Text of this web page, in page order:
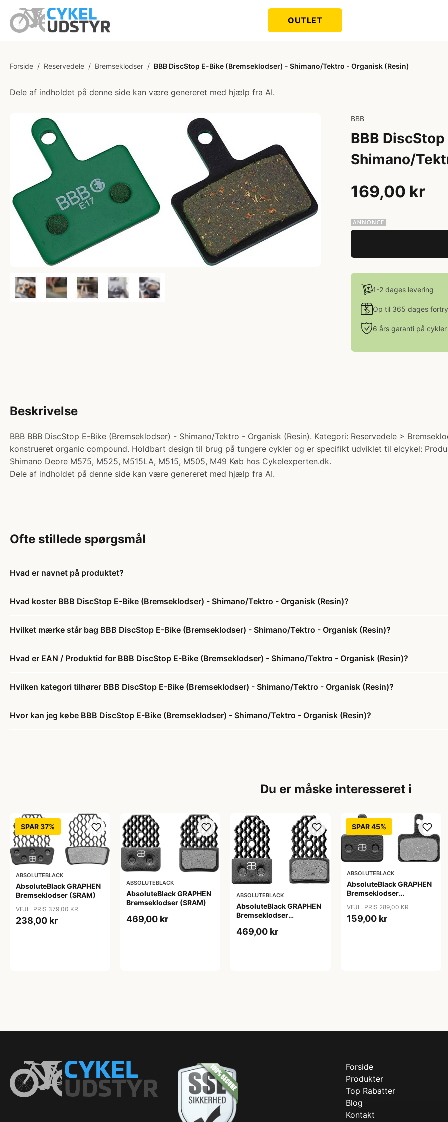
OUTLET
Forside / Reservedele / Bremseklodser / BBB DiscStop E-Bike (Bremseklodser) - Shimano/Tektro - Organisk (Resin)
Dele af indholdet på denne side kan være genereret med hjælp fra AI.
BBB
BBB
Shimano/
169,00 kr
1-2 dages levering
Op til 365 dages
6 års garanti på cykler
Beskrivelse
BBB BBB DiscStop E-Bike (Bremseklodser) - Shimano/Tektro - Organisk (Resin). Kategori: Reservedele >
konstrueret organic compound. Holdbart design til brug på tungere cykler og er specifikt udviklet til elcykel:
Shimano Deore M575, M525, M515LA, M515, M505, M49 Køb hos Cykelexperten.dk.
Dele af indholdet på denne side kan være genereret med hjælp fra AI.
Ofte stillede spørgsmål
Hvad er navnet på produktet?
Hvad koster BBB DiscStop E-Bike (Bremseklodser) - Shimano/Tektro - Organisk (Resin)?
Hvilket mærke står bag BBB DiscStop E-Bike (Bremseklodser) - Shimano/Tektro - Organisk (Resin)?
Hvad er EAN / Produktid for BBB DiscStop E-Bike (Bremseklodser) - Shimano/Tektro - Organisk (Resin)?
Hvilken kategori tilhører BBB DiscStop E-Bike (Bremseklodser) - Shimano/Tektro - Organisk (Resin)?
Hvor kan jeg købe BBB DiscStop E-Bike (Bremseklodser) - Shimano/Tektro - Organisk (Resin)?
Du er måske interesseret i
SPAR 37%
ABSOLUTEBLACK
AbsoluteBlack GRAPHEN
Bremseklodser (SRAM)
VEJL. PRIS 379,00 KR
238,00 kr
ABSOLUTEBLACK
AbsoluteBlack GRAPHEN
Bremseklodser (SRAM)
469,00 kr
ABSOLUTEBLACK
AbsoluteBlack GRAPHEN
Bremseklodser
469,00 kr
SPAR 45%
ABSOLUTEBLACK
AbsoluteBlack GRAPHEN
Bremseklodser
VEJL. PRIS 289,00 KR
159,00 kr
Forside
Produkter
Top Rabatter
Blog
Kontakt